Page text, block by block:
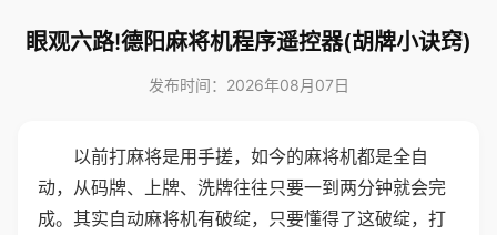
眼观六路!德阳麻将机程序遥控器(胡牌小诀窍)
发布时间：2026年08月07日
以前打麻将是用手搓，如今的麻将机都是全自
动，从码牌、上牌、洗牌往往只要一到两分钟就会完
成。其实自动麻将机有破绽，只要懂得了这破绽，打